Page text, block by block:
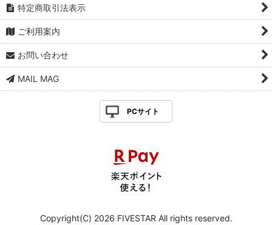
特定商取引法表示
ご利用案内
お問い合わせ
MAIL MAG
PCサイト
Copyright(C) 2026 FIVESTAR All rights reserved.